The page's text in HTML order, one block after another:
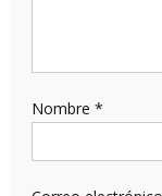
Nombre *